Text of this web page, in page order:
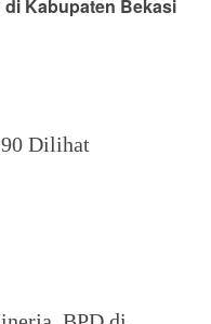
Kabupaten Bekasi
Dilihat